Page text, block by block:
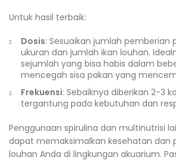
Untuk hasil terbaik:
Dosis: Sesuaikan jumlah pemberian
ukuran dan jumlah ikan louhan.
sejumlah yang bisa habis dalam
mencegah sisa pakan yang
Frekuensi: Sebaiknya diberikan 2-3
tergantung pada kebutuhan dan
Penggunaan spirulina dan multinutrisi
dapat memaksimalkan kesehatan dan
louhan Anda di lingkungan akuarium.